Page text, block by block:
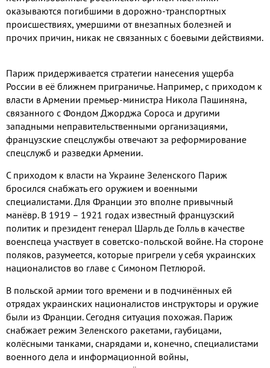
оказываются погибшими в дорожно-транспортных
происшествиях, умершими от внезапных болезней и
прочих причин, никак не связанных с боевыми действиями.
Париж придерживается стратегии нанесения ущерба
России в её ближнем приграничье. Например, с приходом к
власти в Армении премьер-министра Никола Пашиняна,
связанного с Фондом Джорджа Сороса и другими
западными неправительственными организациями,
французские спецслужбы отвечают за реформирование
спецслужб и разведки Армении.
С приходом к власти на Украине Зеленского Париж
бросился снабжать его оружием и военными
специалистами.Для Франции это вполне привычный
манёвр. В 1919 – 1921 годах известный французский
политик и президент генерал Шарль де Голль в качестве
военспеца участвует в советско-польской войне. На стороне
поляков, разумеется, которые пригрели у себя украинских
националистов во главе с Симоном Петлюрой.
В польской армии того времени и в подчинённых ей
отрядах украинских националистов инструкторы и оружие
были из Франции. Сегодня ситуация похожая. Париж
снабжает режим Зеленского ракетами, гаубицами,
колёсными танками, снарядами и, конечно, специалистами
военного дела и информационной войны,